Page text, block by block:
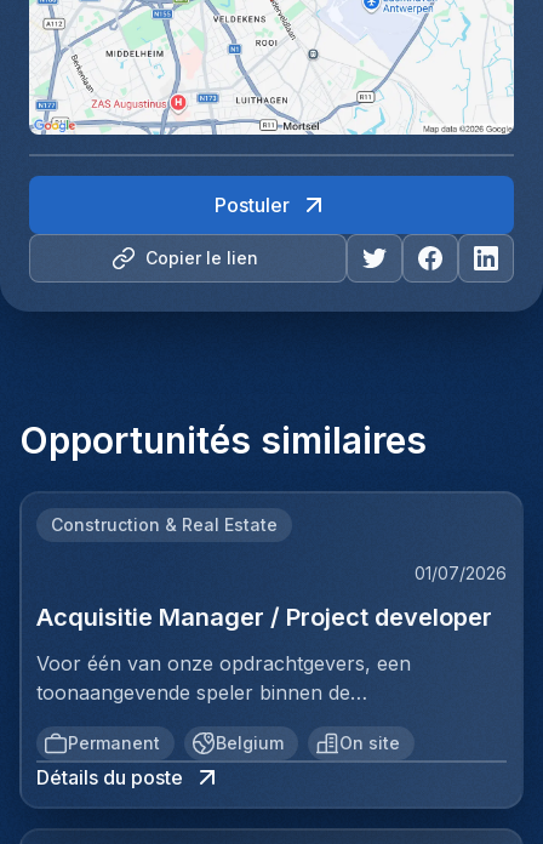
Copier le lien
Postuler
Opportunités similaires
Construction & Real Estate
01/07/2026
Acquisitie Manager / Project developer
Voor één van onze opdrachtgevers, een
toonaangevende speler binnen de
vastgoedinvesteringsmarkt, zijn wij op zoek naar
een Investment Manager.In deze rol ben je
verantwoordelijk voor het identificeren, analyseren
en realiseren van nieuwe
Permanent Belgium On site
Détails du poste